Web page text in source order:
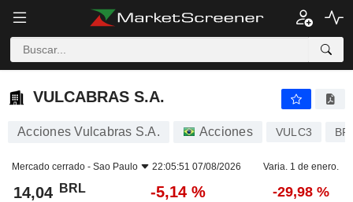
VULCABRAS S.A.
VULCABRAS S.A.
Acciones Vulcabras S.A. Acciones VULC3
Mercado cerrado - Sao Paulo 22:05:51 07/08/2026 Varia. 1 de enero.
14,04 BRL -5,14 % -29,98 %